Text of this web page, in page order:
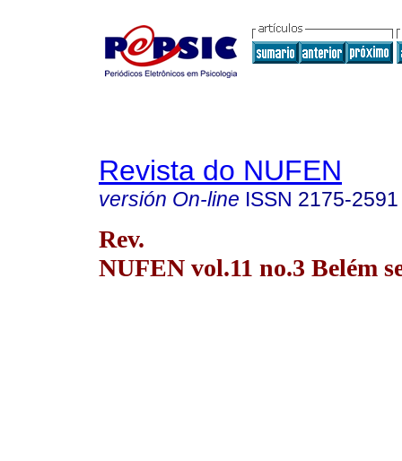
Revista do NUFEN
versión On-line ISSN 2175-2591
Rev.
NUFEN vol.11 no.3 Belém